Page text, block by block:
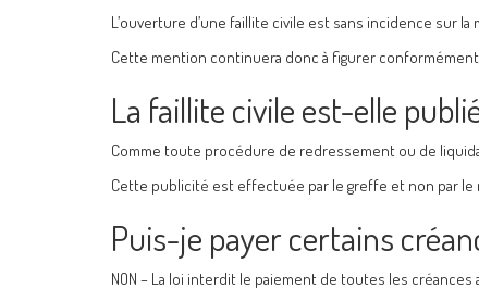
L’ouverture d’une faillite civile est sans incidence sur
Cette mention continuera donc à figurer conformément
La faillite civile est-elle
Comme toute procédure de redressement ou de
Cette publicité est effectuée par le greffe et non par le
Puis-je payer certains
NON – La loi interdit le paiement de toutes les